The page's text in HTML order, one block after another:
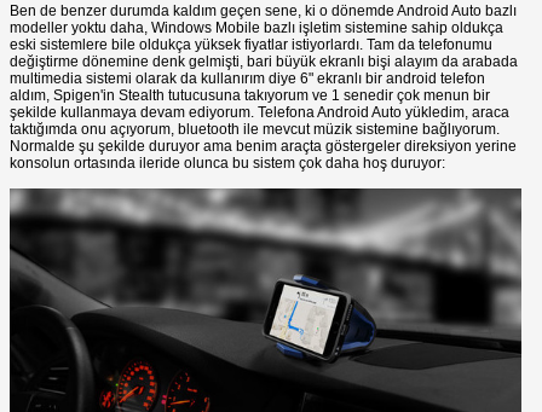
Ben de benzer durumda kaldım geçen sene, ki o dönemde Android Auto bazlı
modeller yoktu daha, Windows Mobile bazlı işletim sistemine sahip oldukça
eski sistemlere bile oldukça yüksek fiyatlar istiyorlardı. Tam da telefonumu
değiştirme dönemine denk gelmişti, bari büyük ekranlı bişi alayım da arabada
multimedia sistemi olarak da kullanırım diye 6" ekranlı bir android telefon
aldım, Spigen'in Stealth tutucusuna takıyorum ve 1 senedir çok menun bir
şekilde kullanmaya devam ediyorum. Telefona Android Auto yükledim, araca
taktığımda onu açıyorum, bluetooth ile mevcut müzik sistemine bağlıyorum.
Normalde şu şekilde duruyor ama benim araçta göstergeler direksiyon yerine
konsolun ortasında ileride olunca bu sistem çok daha hoş duruyor: